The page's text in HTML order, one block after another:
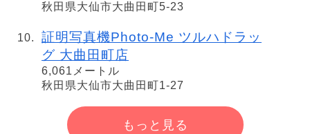
秋田県大仙市大曲田町5-23
証明写真機Photo-Me ツルハドラッ
グ 大曲田町店
6,061メートル
秋田県大仙市大曲田町1-27
もっと見る